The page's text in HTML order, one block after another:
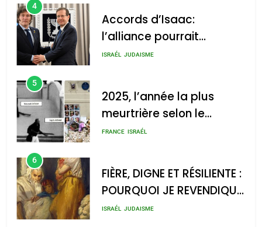
4
Accords d’Isaac:
l’alliance pourrait
s’étendre à 13 pays
ISRAÉL JUDAISME
5
2025, l’année la plus
meurtrière selon le
rapport d’ADL contre
FRANCE ISRAÉL
6
FIÈRE, DIGNE ET RÉSILIENTE :
POURQUOI JE REVENDIQUE
MA JUDAÏTE par Thérèse
ISRAÉL JUDAISME